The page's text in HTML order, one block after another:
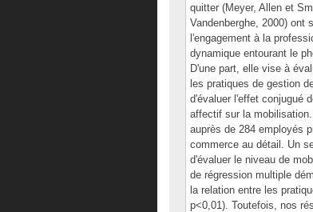
quitter (Meyer, Allen et
Vandenberghe, 2000) ont
l'engagement à la
dynamique entourant le
D'une part, elle vise à
les pratiques de gestion
d'évaluer l'effet conjugué
affectif sur la
auprès de 284 employés
commerce au détail. Un
d'évaluer le niveau de
de régression multiple
la relation entre les
p<0,01). Toutefois, nos